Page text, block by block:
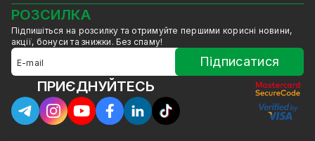
Мерч від GreenVision
Товари для дому
Товари зняті з виробництва
РОЗСИЛКА
Підпишіться на розсилку та отримуйте першими корисні новини,
акції, бонуси та знижки. Без спаму!
Підписатися
ПРИЄДНУЙТЕСЬ